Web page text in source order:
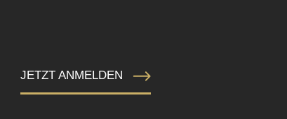
JETZT ANMELDEN